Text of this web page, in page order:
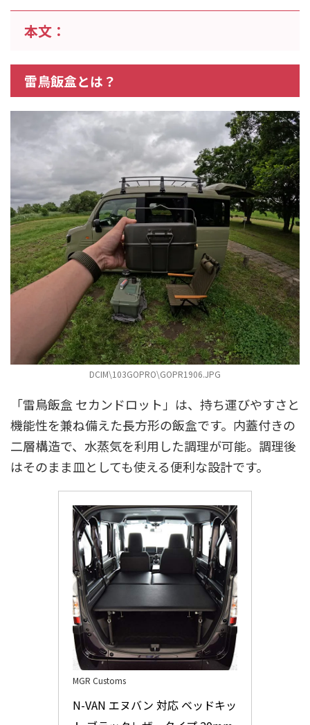
本文：
雷鳥飯盒とは？
DCIM\103GOPRO\GOPR1906.JPG
「雷鳥飯盒 セカンドロット」は、持ち運びやすさと
機能性を兼ね備えた長方形の飯盒です。内蓋付きの
二層構造で、水蒸気を利用した調理が可能。調理後
はそのまま皿としても使える便利な設計です。
MGR Customs
N-VAN エヌバン 対応 ベッドキッ